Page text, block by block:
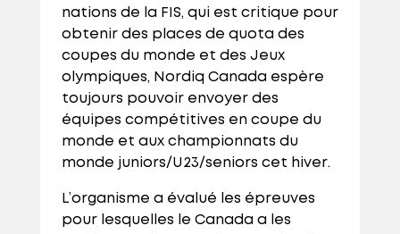
nations de la FIS, qui est critique pour
obtenir des places de quota des
coupes du monde et des Jeux
olympiques, Nordiq Canada espère
toujours pouvoir envoyer des
équipes compétitives en coupe du
monde et aux championnats du
monde juniors/U23/seniors cet hiver.
L’organisme a évalué les épreuves
pour lesquelles le Canada a les